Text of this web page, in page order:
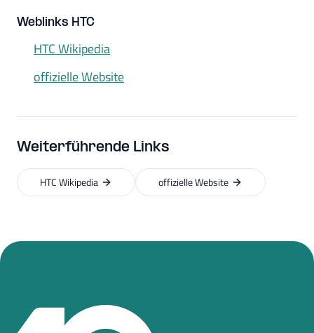
Weblinks HTC
HTC Wikipedia
offizielle Website
Weiterführende Links
HTC Wikipedia offizielle Website